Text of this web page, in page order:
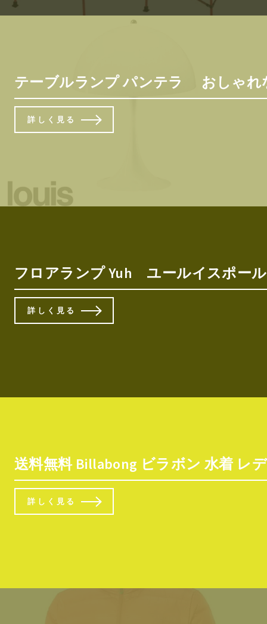
テーブルランプ パンテラ おしゃれ
詳しく見る
フロアランプ Yuh ユールイスポー
詳しく見る
送料無料 Billabong ビラボン 水着 レ
詳しく見る